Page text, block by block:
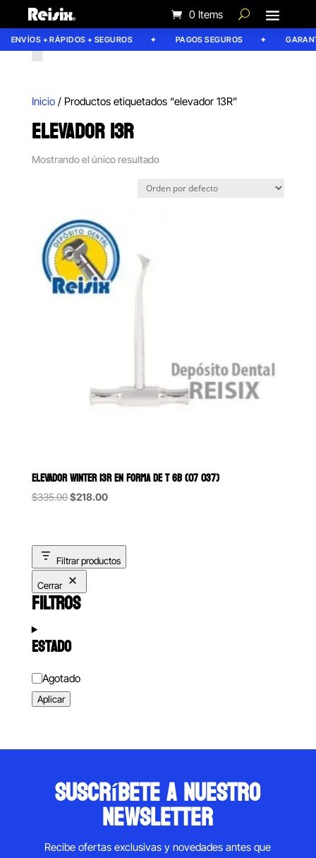
0 Items
ENVÍOS + RÁPIDOS + SEGUROS PAGOS SEGUROS
Inicio/ Productos etiquetados “elevador 13R”
ELEVADOR 13R
Mostrando el único resultado
ELEVADOR WINTER 13R EN FORMA DE T 6B (07 037)
$335.00Original
$335.00.
$218.00Current
$218.00.
Filtrar productos
Cerrar
FILTROS
ESTADO
Estado
Agotado
Aplicar
suscríbete a nuestro
newsletter
Recibe ofertas exclusivas y novedades antes que